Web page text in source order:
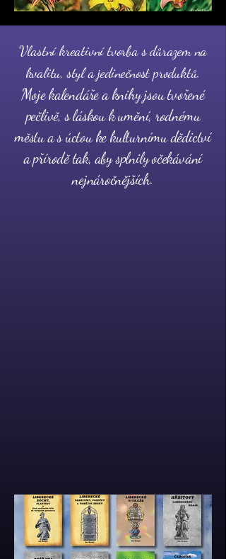
Vlastní kreativní tvorba s důrazem na
kvalitu, styl a jedinečnost produktů.
Moje kalendáře a knihy jsou tvořené
pečlivě, s láskou k umění, rodnému
městu a s úctou ke kulturnímu dědictví
a přírodě tak, aby splnily očekávání
nejnáročnějších.